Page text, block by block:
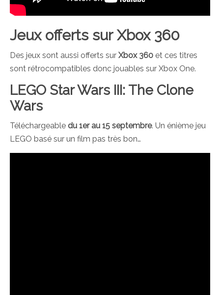
Jeux offerts sur Xbox 360
Des jeux sont aussi offerts sur Xbox 360 et ces titres
sont rétrocompatibles donc jouables sur Xbox One.
LEGO Star Wars III: The Clone
Wars
Téléchargeable du 1er au 15 septembre. Un énième jeu
LEGO basé sur un film pas très bon…